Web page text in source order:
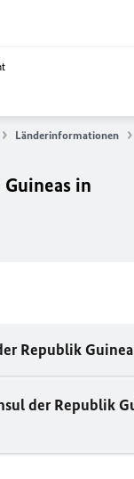
Länderinformationen
in
Republik
der Republik